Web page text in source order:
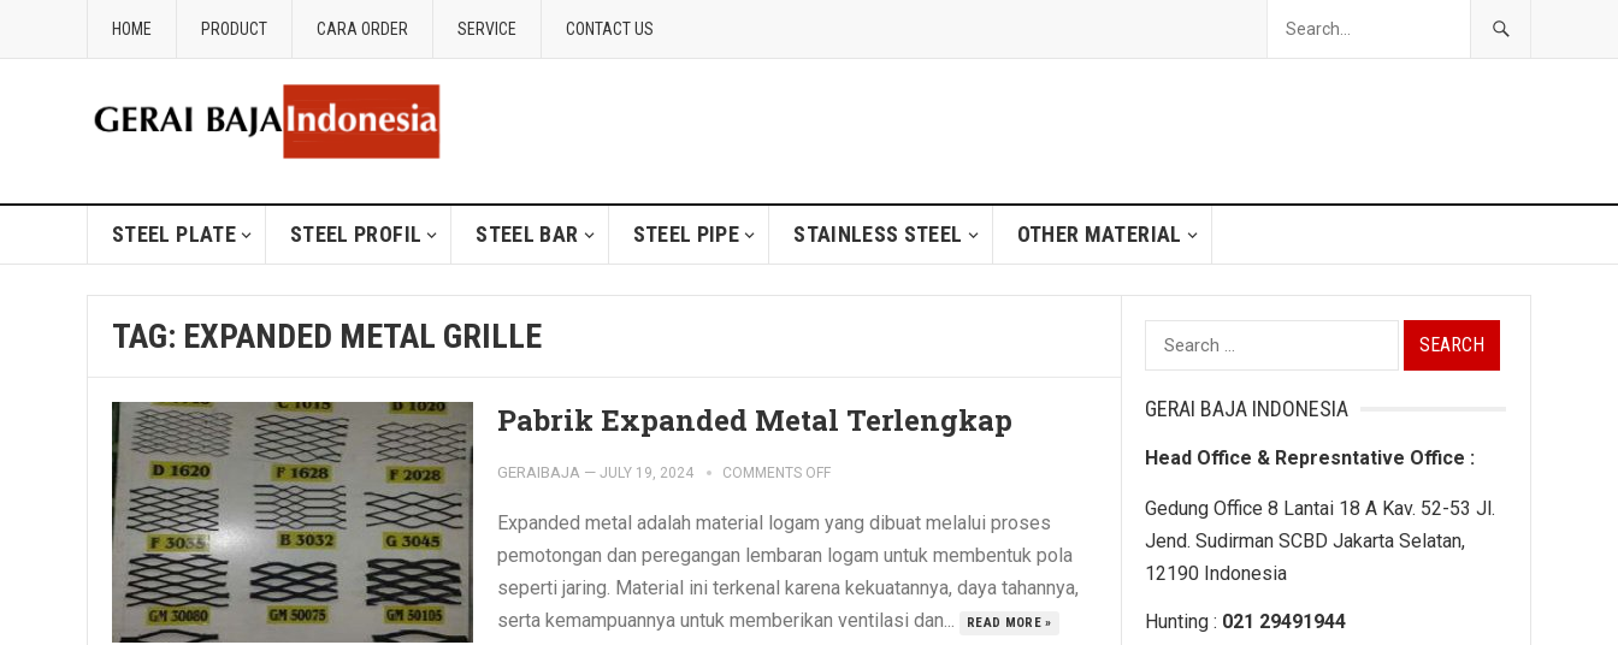
HOME PRODUCT CARA ORDER SERVICE CONTACT US
STEEL PLATE STEEL PROFIL STEEL BAR STEEL PIPE STAINLESS STEEL OTHER MATERIAL
TAG: EXPANDED METAL GRILLE
Pabrik Expanded Metal Terlengkap
GERAIBAJA — JULY 19, 2024 COMMENTS OFF
Expanded metal adalah material logam yang dibuat melalui proses
pemotongan dan peregangan lembaran logam untuk membentuk pola
seperti jaring. Material ini terkenal karena kekuatannya, daya tahannya,
serta kemampuannya untuk memberikan ventilasi dan...
READ MORE »
Search
for:
GERAI BAJA INDONESIA
Head Office & Represntative Office :
Gedung Office 8 Lantai 18 A Kav. 52-53 Jl.
Jend. Sudirman SCBD Jakarta Selatan,
12190 Indonesia
Hunting : 021 29491944